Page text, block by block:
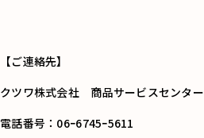
【ご連絡先】
クツワ株式会社 商品サービスセンター
電話番号：06ｰ6745ｰ5611